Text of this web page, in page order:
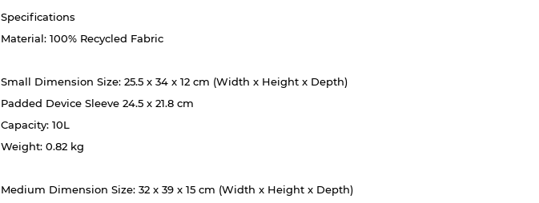
Specifications
Material: 100% Recycled Fabric
Small Dimension Size: 25.5 x 34 x 12 cm (Width x Height x Depth)
Padded Device Sleeve 24.5 x 21.8 cm
Capacity: 10L
Weight: 0.82 kg
Medium Dimension Size: 32 x 39 x 15 cm (Width x Height x Depth)